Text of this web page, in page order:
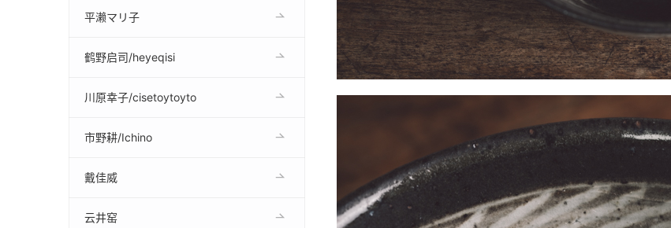
平濑マリ子
鹤野启司/heyeqisi
川原幸子/cisetoytoyto
市野耕/Ichino
戴佳威
云井窑